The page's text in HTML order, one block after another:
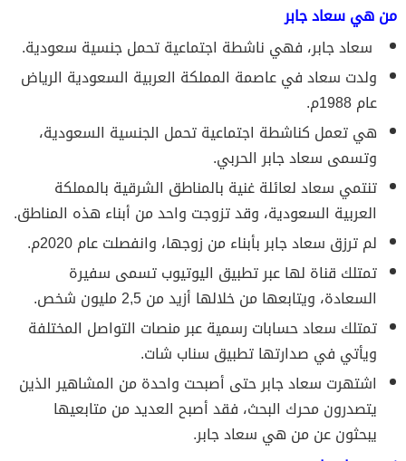
من هي سعاد جابر
سعاد جابر، فهي ناشطة اجتماعية تحمل جنسية سعودية.
ولدت سعاد في عاصمة المملكة العربية السعودية الرياض
عام 1988م.
هي تعمل كناشطة اجتماعية تحمل الجنسية السعودية،
وتسمى سعاد جابر الحربي.
تنتمي سعاد لعائلة غنية بالمناطق الشرقية بالمملكة
العربية السعودية، وقد تزوجت واحد من أبناء هذه المناطق.
لم ترزق سعاد جابر بأبناء من زوجها، وانفصلت عام 2020م.
تمتلك قناة لها عبر تطبيق اليوتيوب تسمى سفيرة
السعادة، ويتابعها من خلالها أزيد من 2,5 مليون شخص.
تمتلك سعاد حسابات رسمية عبر منصات التواصل المختلفة
ويأتي في صدارتها تطبيق سناب شات.
اشتهرت سعاد جابر حتى أصبحت واحدة من المشاهير الذين
يتصدرون محرك البحث، فقد أصبح العديد من متابعيها
يبحثون عن من هي سعاد جابر.